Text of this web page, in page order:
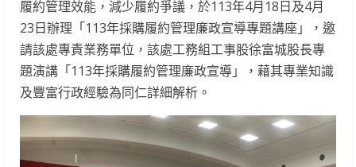
履約管理效能，減少履約爭議，於113年4月18日及4月
23日辦理「113年採購履約管理廉政宣導專題講座」，邀
請該處專責業務單位，該處工務組工事股徐富城股長專
題演講「113年採購履約管理廉政宣導」，藉其專業知識
及豐富行政經驗為同仁詳細解析。